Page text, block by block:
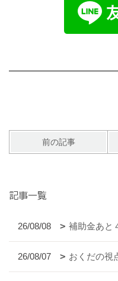
前の記事
記事一覧
26/08/08 補助金あと
26/08/07 おくだの視